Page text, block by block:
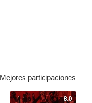
Mejores participaciones
8.0